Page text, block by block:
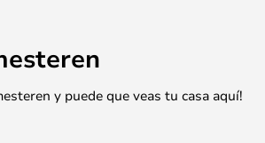
y puede que veas tu casa aquí!